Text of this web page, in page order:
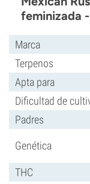
feminizada
Marca
Terpenos
Apta para
Dificultad de
Padres
Genética
THC